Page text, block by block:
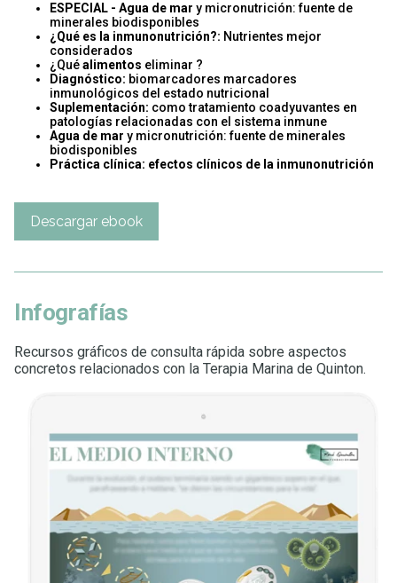
ESPECIAL - Agua de mar y micronutrición: fuente de
minerales biodisponibles
¿Qué es la inmunonutrición?: Nutrientes mejor
considerados
¿Quéalimentos eliminar ?
Diagnóstico: biomarcadores marcadores
inmunológicos del estado nutricional
Suplementación: como tratamiento coadyuvantes en
patologías relacionadas con el sistema inmune
Agua de mar y micronutrición: fuente de minerales
biodisponibles
Práctica clínica: efectos clínicos de la inmunonutrición
Descargar ebook
Infografías
Recursos gráficos de consulta rápida sobre aspectos
concretos relacionados con la Terapia Marina de Quinton.